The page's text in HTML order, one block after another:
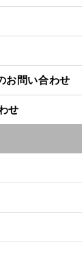
問い合わせ
せ